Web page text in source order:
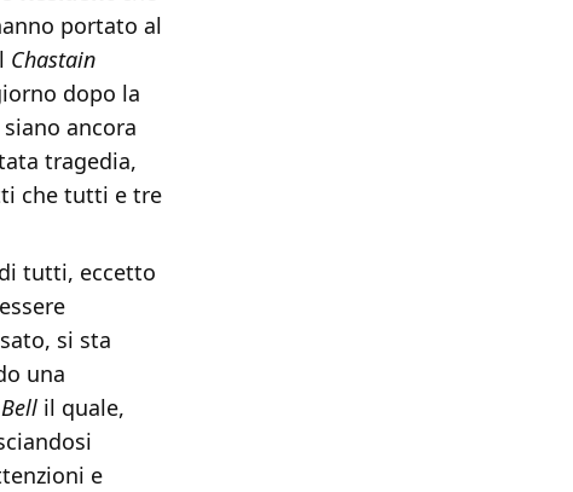
portato al
Chastain
dopo la
siano ancora
tragedia,
che tutti e tre
tutti, eccetto
si sta
una
il quale,
e